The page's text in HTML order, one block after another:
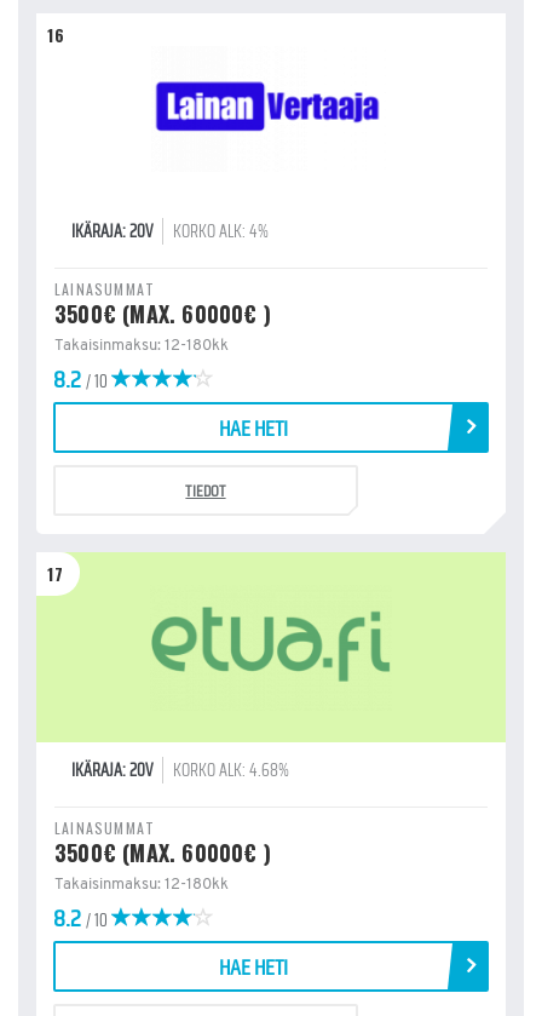
16
IKÄRAJA: 20V KORKO ALK: 4%
LAINASUMMAT
3500€ (MAX. 60000€ )
Takaisinmaksu: 12-180kk
8.2/ 10
HAE HETI
TIEDOT
17
IKÄRAJA: 20V KORKO ALK: 4.68%
LAINASUMMAT
3500€ (MAX. 60000€ )
Takaisinmaksu: 12-180kk
8.2/ 10
HAE HETI